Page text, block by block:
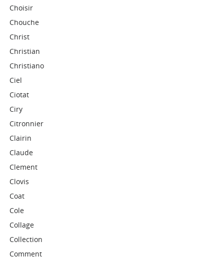
Choisir
Chouche
Christ
Christian
Christiano
Ciel
Ciotat
Ciry
Citronnier
Clairin
Claude
Clement
Clovis
Coat
Cole
Collage
Collection
Comment